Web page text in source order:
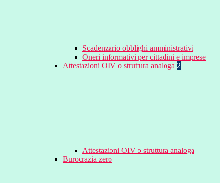
Scadenzario obblighi amministrativi
Oneri informativi per cittadini e imprese
Attestazioni OIV o struttura analoga 2
Attestazioni OIV o struttura analoga
Burocrazia zero